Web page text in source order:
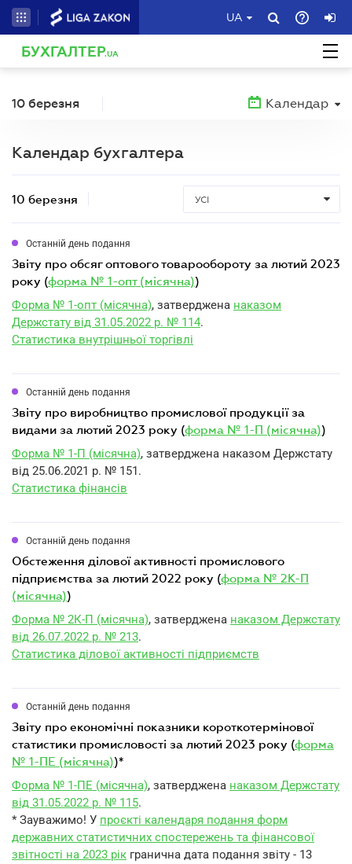
UA
БУХГАЛТЕР.UA
10 березня Календар
Календар бухгалтера
10 березня УСІ
Останній день подання
звіту про обсяг оптового товарообороту за лютий 2023
року (форма № 1-опт (місячна))
Форма № 1-опт (місячна), затверджена наказом
Держстату від 31.05.2022 р. № 114.
Статистика внутрішньої торгівлі
Останній день подання
звіту про виробництво промислової продукції за
видами за лютий 2023 року (форма № 1-П (місячна))
Форма № 1-П (місячна), затверджена наказом Держстату
від 25.06.2021 р. № 151.
Статистика фінансів
Останній день подання
обстеження ділової активності промислового
підприємства за лютий 2022 року (форма № 2К-П
(місячна))
Форма № 2К-П (місячна), затверджена наказом Держстату
від 26.07.2022 р. № 213.
Статистика ділової активності підприємств
Останній день подання
звіту про економічні показники короткотермінової
статистики промисловості за лютий 2023 року (форма
№ 1-ПЕ (місячна))*
Форма № 1-ПЕ (місячна), затверджена наказом Держстату
від 31.05.2022 р. № 115.
* Зауважимо! У проєкті календаря подання форм
державних статистичних спостережень та фінансової
звітності на 2023 рік гранична дата подання звіту - 13